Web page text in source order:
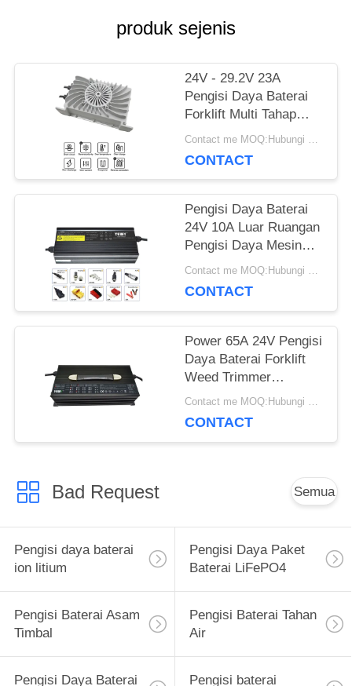
PRIVACY
POLICY
produk sejenis
24V - 29.2V 23A
Pengisi Daya Baterai
Forklift Multi Tahap
Meningkatkan EfisiensiContact me MOQ:Hubungi saya
CONTACT
Pengisi Daya Baterai
24V 10A Luar Ruangan
Pengisi Daya Mesin
Pemotong Rumput
Contact me MOQ:Hubungi saya
CONTACT
Power 65A 24V Pengisi
Daya Baterai Forklift
Weed Trimmer
Pekerjaan Luar
Contact me MOQ:Hubungi saya
CONTACT
Bad Request Semua
Pengisi daya baterai
ion litium
Pengisi Daya Paket
Baterai LiFePO4
Pengisi Baterai Asam
Timbal
Pengisi Baterai Tahan
Air
Pengisi Daya Baterai Pengisi baterai